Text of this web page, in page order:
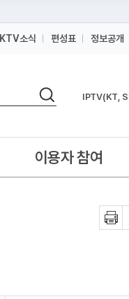
KTV소식 편성표 정보공개
검색 IPTV(KT,
IPTV(KT,
이용자 참여